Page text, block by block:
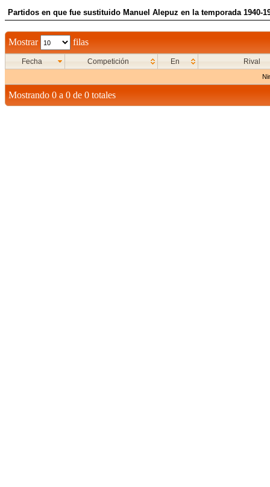
Partidos en que fue sustituido Manuel Alepuz en la temporada 1940-
Mostrar filas
Fecha Competición En Rival
Mostrando 0 a 0 de 0 totales